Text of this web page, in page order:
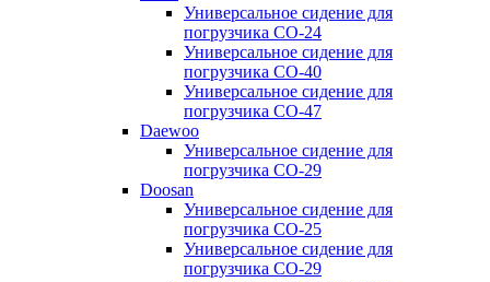
Универсальное сидение для
погрузчика CO-24
Универсальное сидение для
погрузчика CO-40
Универсальное сидение для
погрузчика CO-47
Daewoo
Универсальное сидение для
погрузчика CO-29
Doosan
Универсальное сидение для
погрузчика CO-25
Универсальное сидение для
погрузчика CO-29